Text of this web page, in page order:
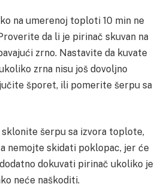
na umerenoj toploti 10 min ne
da li je pirinač skuvan na
zrno. Nastavite da kuvate
zrna nisu još dovoljno
šporet, ili pomerite šerpu sa
sklonite šerpu sa izvora toplote,
nemojte skidati poklopac, jer će
dokuvati pirinač ukoliko je
neće naškoditi.